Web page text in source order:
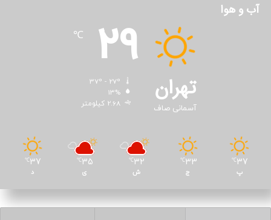
آب و هوا
تهران
آسمانی صاف
29
℃
13%
2.68 کیلومتر
37
℃
پ
33
℃
ج
32
℃
ش
35
℃
ی
37
℃
د